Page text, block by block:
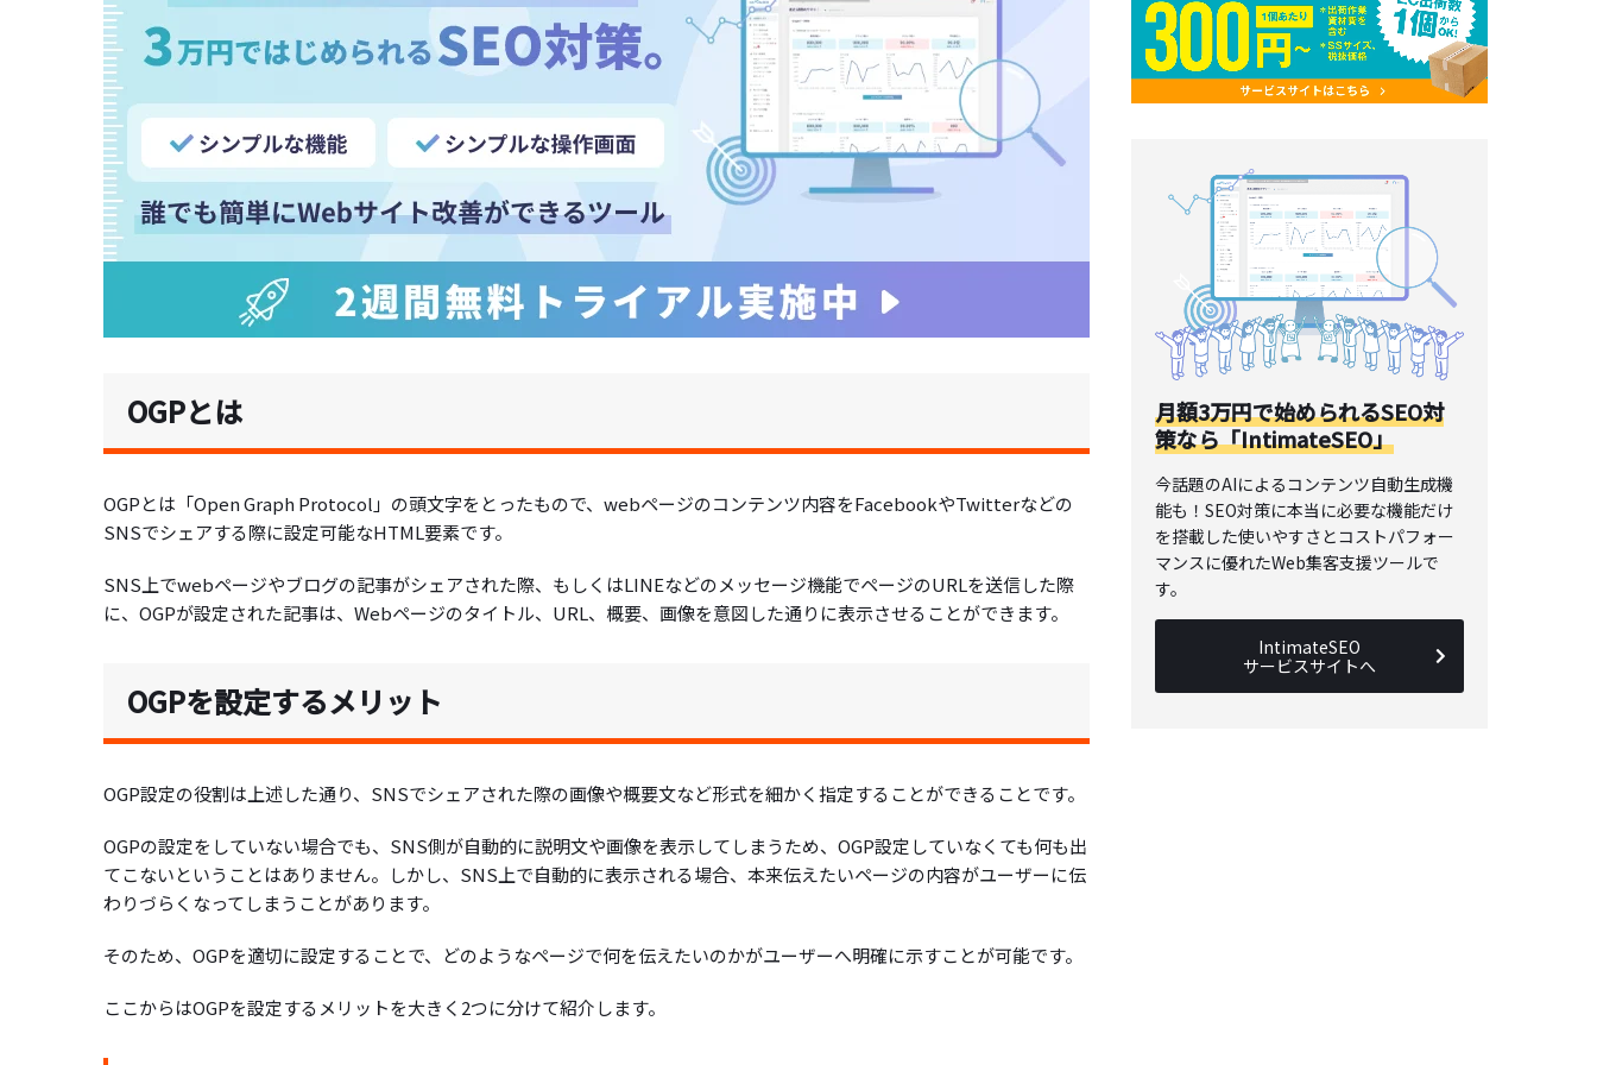
OGPとは
OGPとは「Open Graph Protocol」の頭文字をとったもので、webページのコンテンツ内容をFacebookやTwitterなどの
SNSでシェアする際に設定可能なHTML要素です。
SNS上でwebページやブログの記事がシェアされた際、もしくはLINEなどのメッセージ機能でページのURLを送信した際
に、OGPが設定された記事は、Webページのタイトル、URL、概要、画像を意図した通りに表示させることができます。
OGPを設定するメリット
OGP設定の役割は上述した通り、SNSでシェアされた際の画像や概要文など形式を細かく指定することができることです。
OGPの設定をしていない場合でも、SNS側が自動的に説明文や画像を表示してしまうため、OGP設定していなくても何も出
てこないということはありません。しかし、SNS上で自動的に表示される場合、本来伝えたいページの内容がユーザーに伝
わりづらくなってしまうことがあります。
そのため、OGPを適切に設定することで、どのようなページで何を伝えたいのかがユーザーへ明確に示すことが可能です。
ここからはOGPを設定するメリットを大きく2つに分けて紹介します。
月額3万円で始められるSEO対
策なら「IntimateSEO」
今話題のAIによるコンテンツ自動生成機
能も！SEO対策に本当に必要な機能だけ
を搭載した使いやすさとコストパフォー
マンスに優れたWeb集客支援ツールで
す。
IntimateSEO
サービスサイトへ